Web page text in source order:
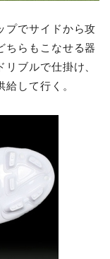
プでサイドから攻
ちらもこなせる器
ブルで仕掛け、
して行く。